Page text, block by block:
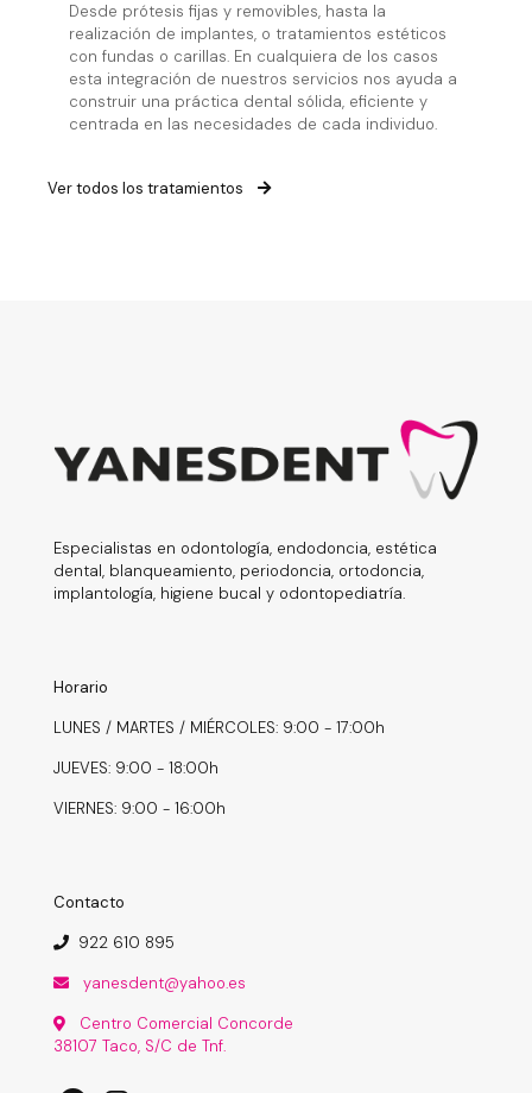
Desde prótesis fijas y removibles, hasta la
realización de implantes, o tratamientos estéticos
con fundas o carillas. En cualquiera de los casos
esta integración de nuestros servicios nos ayuda a
construir una práctica dental sólida, eficiente y
centrada en las necesidades de cada individuo.
Ver todos los tratamientos
Especialistas en odontología, endodoncia, estética
dental, blanqueamiento, periodoncia, ortodoncia,
implantología, higiene bucal y odontopediatría.
Horario
LUNES / MARTES / MIÉRCOLES: 9:00 - 17:00h
JUEVES: 9:00 - 18:00h
VIERNES: 9:00 - 16:00h
Contacto
922 610 895
yanesdent@yahoo.es
Centro Comercial Concorde
38107 Taco, S/C de Tnf.